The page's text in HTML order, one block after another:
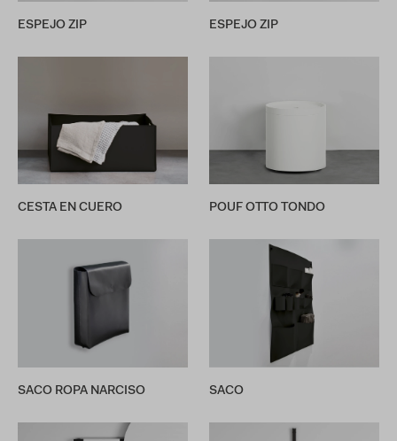
ESPEJO ZIP ESPEJO ZIP
CESTA EN CUERO POUF OTTO TONDO
SACO ROPA NARCISO SACO